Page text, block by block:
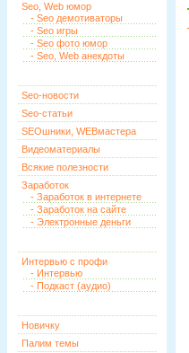
Seo, Web юмор
- Seo демотиваторы
- Seo игры
- Seo фото юмор
- Seo, Web анекдоты
Seo-новости
Seo-статьи
SEOшники, WEBмастера
Видеоматериалы
Всякие полезности
Заработок
- Заработок в интернете
- Заработок на сайте
- Электронные деньги
Интервью с профи
- Интервью
- Подкаст (аудио)
Новичку
Палим темы